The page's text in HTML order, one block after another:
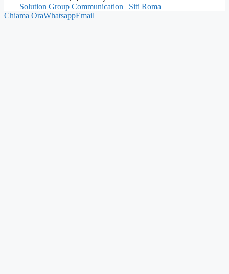
Solution Group Communication | Siti Roma
Chiama OraWhatsappEmail